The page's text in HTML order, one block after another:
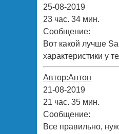
25-08-2019
23 час. 34 мин.
Сообщение:
Вот какой лучше
характеристики у
Автор:Антон
21-08-2019
21 час. 35 мин.
Сообщение:
Все правильно,